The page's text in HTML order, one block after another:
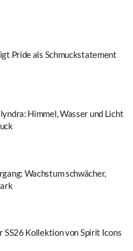
Pride als Schmuckstatement
Himmel, Wasser und Licht
Wachstum schwächer,
SS26 Kollektion von Spirit Icons